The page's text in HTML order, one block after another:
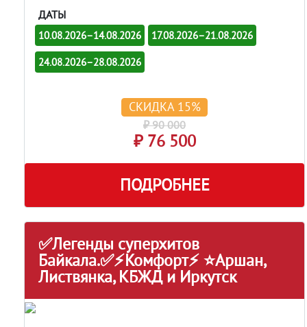
ДАТЫ
10.08.2026–14.08.2026 17.08.2026–21.08.2026
24.08.2026–28.08.2026
СКИДКА 15%
₽ 90 000
₽ 76 500
ПОДРОБНЕЕ
✅Легенды суперхитов
Байкала.✅⚡Комфорт⚡ ⭐Аршан,
Листвянка, КБЖД и Иркутск